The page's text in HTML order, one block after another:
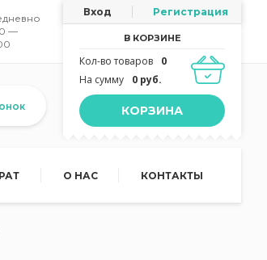
—
Вход Регистрация
В КОРЗИНЕ
Кол-во товаров
0
На сумму
0 руб.
КОРЗИНА
О НАС КОНТАКТЫ